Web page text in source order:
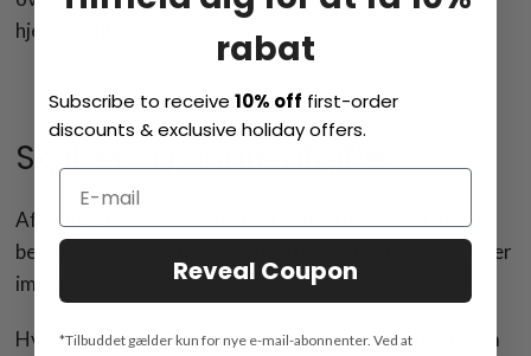
hjemmeside.
Skatter og andre afgifter
Afhængigt af leveringslandet kan du blive bedt om at
betale ekstra skatter eller afgifter såsom moms og/eller
importafgifter.
Hvis du har yderligere spørgsmål eller bekymringer om
rabat
Subscribe to receive10% off first-order
discounts & exclusive holiday offers.
Reveal Coupon
*Tilbuddet gælder kun for nye e-mail-abonnenter. Ved at